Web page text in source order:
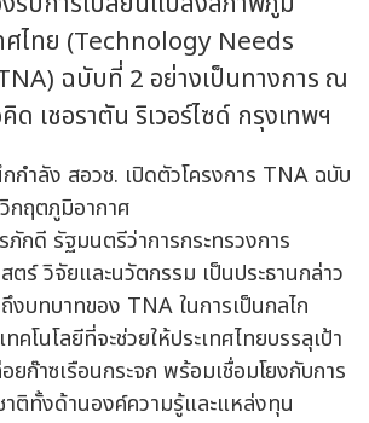
ศไทย (Technology Needs
ฉบับที่ 2 อย่างเป็นทางการ ณ
ด เชอราตัน ริเวอร์ไซด์ กรุงเทพฯ
กดี รัฐมนตรีว่าการกระทรวงการ
ร์ วิจัยและนวัตกรรม เป็นประธานกล่าว
งบทบาทของ TNA ในการเป็นกลไก
โนโลยีที่จะช่วยให้ประเทศไทยบรรลุเป้า
ยก๊าซเรือนกระจก พร้อมเชื่อมโยงกับการ
ติทั้งด้านองค์ความรู้และแหล่งทุน